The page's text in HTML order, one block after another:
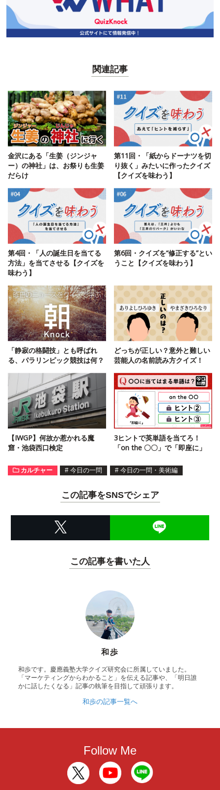
関連記事
金沢にある「生姜（ジンジャ
ー）の神社」は、お祭りも生姜
だらけ
第11回・「紙からドーナツを切
り抜く」みたいに作ったクイズ
【クイズを味わう】
第4回・「人の誕生日を当てる
方法」を当てさせる【クイズを
味わう】
第6回・クイズを“修正する”とい
うこと【クイズを味わう】
「静寂の格闘技」とも呼ばれ
る、パラリンピック競技は何？
どっちが正しい？意外と難しい
芸能人の名前読み方クイズ！
【IWGP】何故か惹かれる魔
窟・池袋西口検定
3ヒントで英単語を当てろ！
「on the 〇〇」で「即座に」
カルチャー # 今日の一問 # 今日の一問・美術編
この記事をSNSでシェア
この記事を書いた人
和歩
和歩です。慶應義塾大学クイズ研究会に所属していました。
「マーケティングからわかること」を伝える記事や、「明日誰
かに話したくなる」記事の執筆を目指して頑張ります。
和歩の記事一覧へ
Follow Me